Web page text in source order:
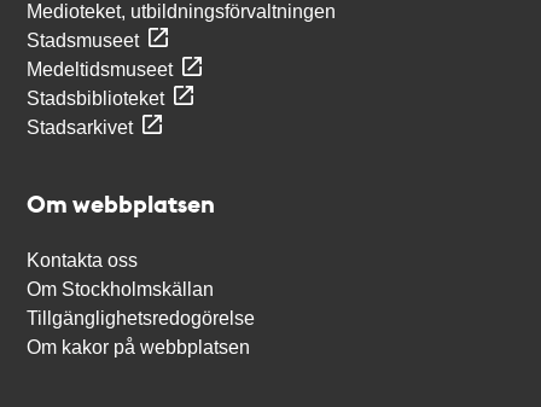
Medioteket, utbildningsförvaltningen
Stadsmuseet
Medeltidsmuseet
Stadsbiblioteket
Stadsarkivet
Om webbplatsen
Kontakta oss
Om Stockholmskällan
Tillgänglighetsredogörelse
Om kakor på webbplatsen